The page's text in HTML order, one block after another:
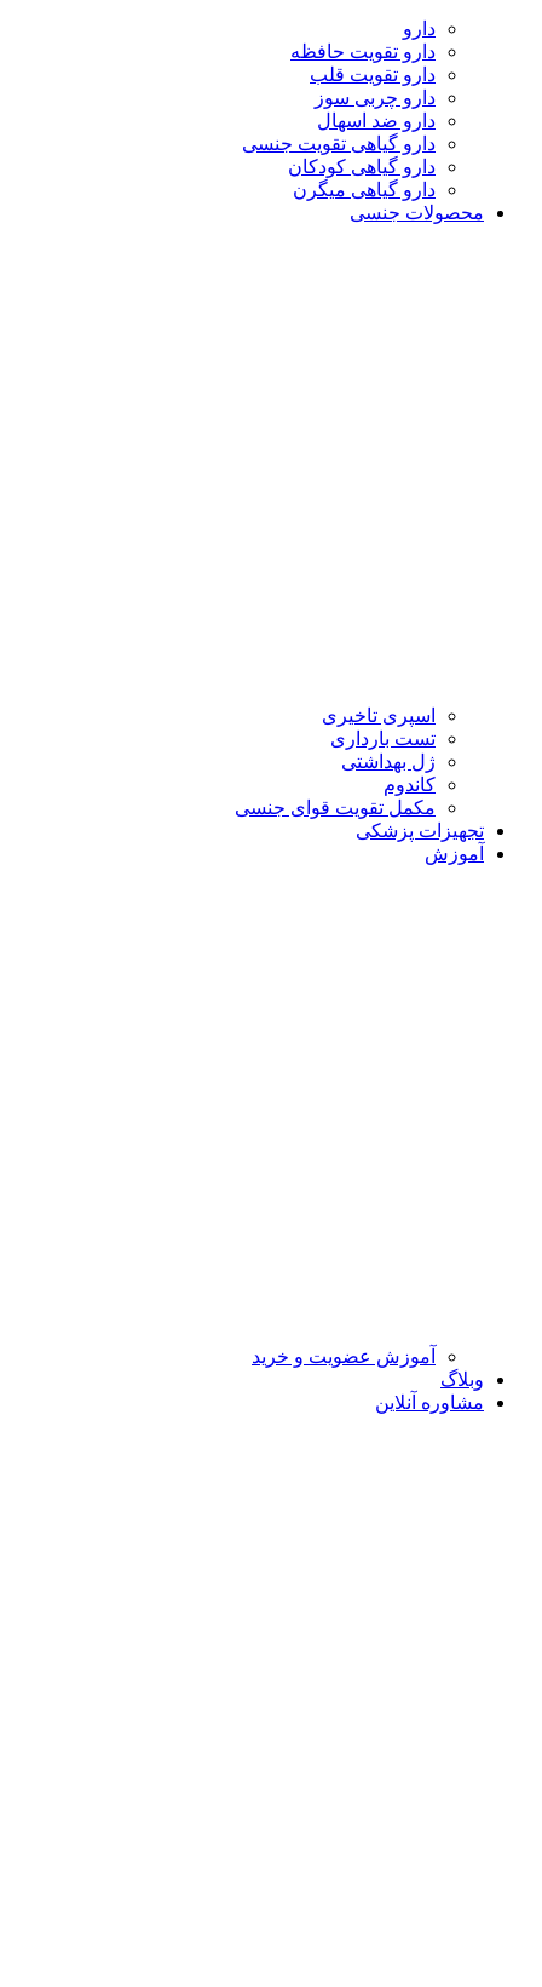
دارو
دارو تقویت حافظه
دارو تقویت قلب
دارو چربی سوز
دارو ضد اسهال
دارو گیاهی تقویت جنسی
دارو گیاهی کودکان
دارو گیاهی میگرن
محصولات جنسی
اسپری تاخیری
تست بارداری
ژل بهداشتی
کاندوم
مکمل تقویت قوای جنسی
تجهیزات پزشکی
آموزش
آموزش عضویت و خرید
وبلاگ
مشاوره آنلاین